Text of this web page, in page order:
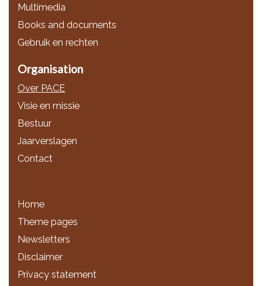
Multimedia
Books and documents
Gebruik en rechten
Organisation
Over PACE
Visie en missie
Bestuur
Jaarverslagen
Contact
Home
Theme pages
Newsletters
Disclaimer
Privacy statement